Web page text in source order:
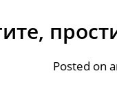
Posted on